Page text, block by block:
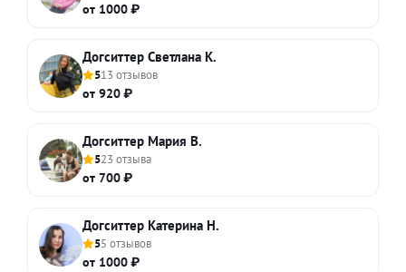
от 1000 ₽
Догситтер Светлана К.
513 отзывов
от 920 ₽
Догситтер Мария В.
523 отзыва
от 700 ₽
Догситтер Катерина Н.
55 отзывов
от 1000 ₽